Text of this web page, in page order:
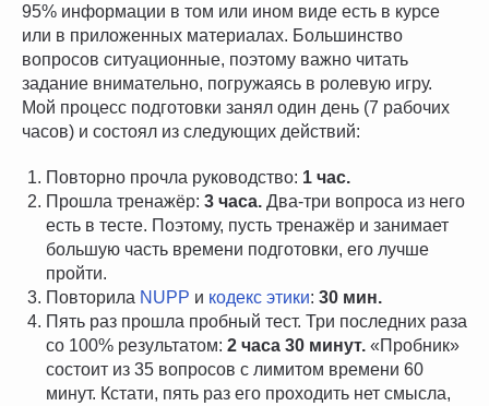
95% информации в том или ином виде есть в курсе
или в приложенных материалах. Большинство
вопросов ситуационные, поэтому важно читать
задание внимательно, погружаясь в ролевую игру.
Мой процесс подготовки занял один день (7 рабочих
часов) и состоял из следующих действий:
Повторно прочла руководство: 1 час.
Прошла тренажёр: 3 часа. Два-три вопроса из него
есть в тесте. Поэтому, пусть тренажёр и занимает
большую часть времени подготовки, его лучше
пройти.
Повторила NUPP и кодекс этики: 30 мин.
Пять раз прошла пробный тест. Три последних раза
со 100% результатом: 2 часа 30 минут. «Пробник»
состоит из 35 вопросов с лимитом времени 60
минут. Кстати, пять раз его проходить нет смысла,